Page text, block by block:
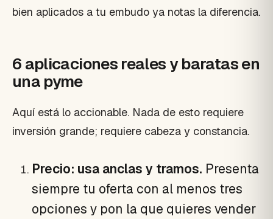
bien aplicados a tu embudo ya notas la diferencia.
6 aplicaciones reales y baratas en
una pyme
Aquí está lo accionable. Nada de esto requiere
inversión grande; requiere cabeza y constancia.
Precio: usa anclas y tramos. Presenta
siempre tu oferta con al menos tres
opciones y pon la que quieres vender